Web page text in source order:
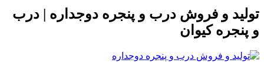
تولید و فروش درب و پنجره دوجداره | درب
و پنجره کیوان